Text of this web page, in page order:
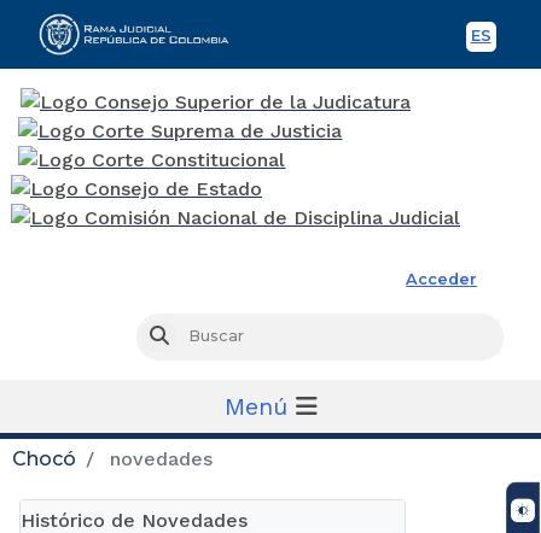
ES
Acceder
Buscar
Menú
Chocó novedades
Histórico de Novedades